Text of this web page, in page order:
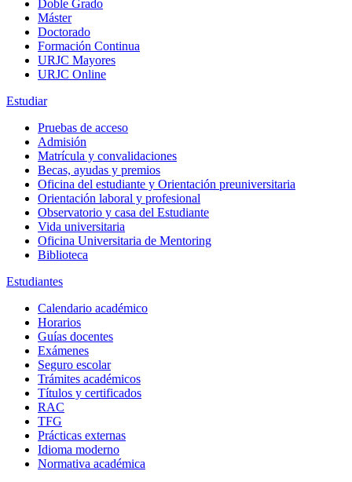
Doble Grado
Máster
Doctorado
Formación Continua
URJC Mayores
URJC Online
Estudiar
Pruebas de acceso
Admisión
Matrícula y convalidaciones
Becas, ayudas y premios
Oficina del estudiante y Orientación preuniversitaria
Orientación laboral y profesional
Observatorio y casa del Estudiante
Vida universitaria
Oficina Universitaria de Mentoring
Biblioteca
Estudiantes
Calendario académico
Horarios
Guías docentes
Exámenes
Seguro escolar
Trámites académicos
Títulos y certificados
RAC
TFG
Prácticas externas
Idioma moderno
Normativa académica